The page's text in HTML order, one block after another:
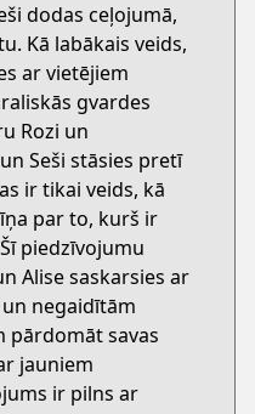
dodas ceļojumā,
Kā labākais veids,
ar vietējiem
gvardes
Rozi un
Seši stāsies pretī
ir tikai veids, kā
par to, kurš ir
piedzīvojumu
Alise saskarsies ar
negaidītām
pārdomāt savas
jauniem
ir pilns ar